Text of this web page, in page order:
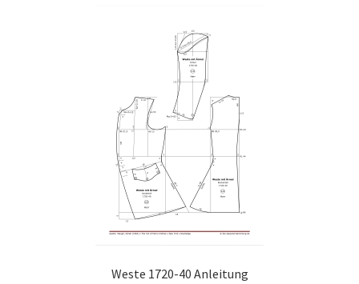
Weste 1720-40 Anleitung